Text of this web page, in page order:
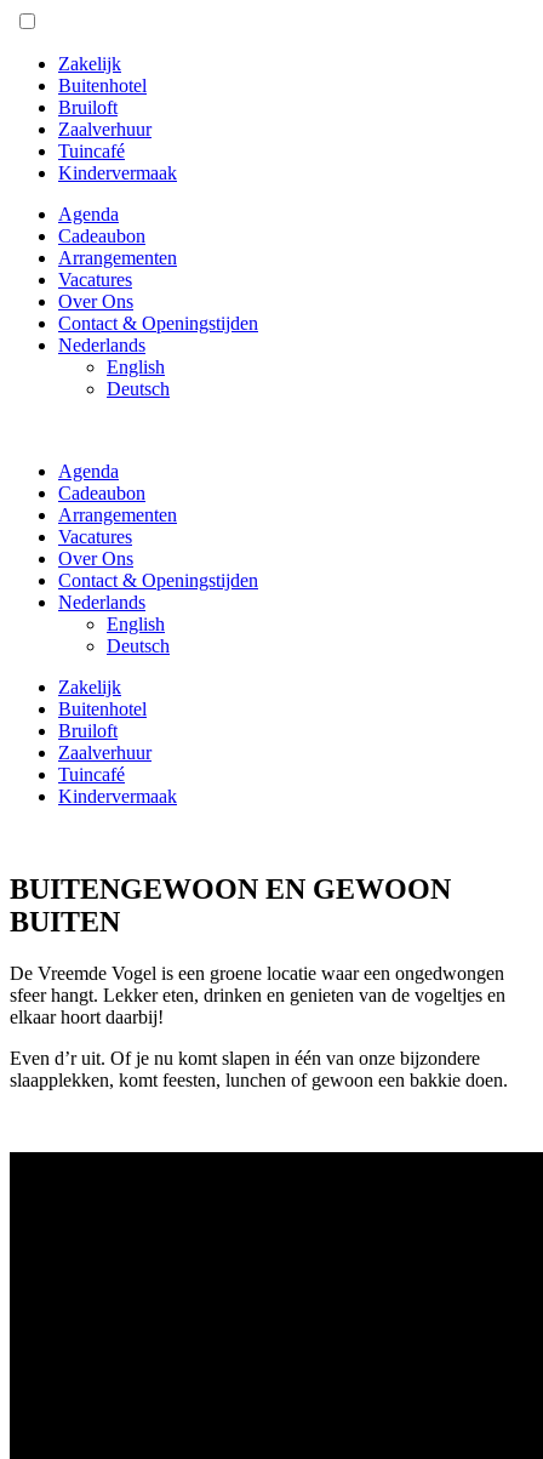
Zakelijk
Buitenhotel
Bruiloft
Zaalverhuur
Tuincafé
Kindervermaak
Agenda
Cadeaubon
Arrangementen
Vacatures
Over Ons
Contact & Openingstijden
Nederlands
English
Deutsch
Agenda
Cadeaubon
Arrangementen
Vacatures
Over Ons
Contact & Openingstijden
Nederlands
English
Deutsch
Zakelijk
Buitenhotel
Bruiloft
Zaalverhuur
Tuincafé
Kindervermaak
BUITENGEWOON EN GEWOON
BUITEN
De Vreemde Vogel is een groene locatie waar een ongedwongen
sfeer hangt. Lekker eten, drinken en genieten van de vogeltjes en
elkaar hoort daarbij!
Even d’r uit. Of je nu komt slapen in één van onze bijzondere
slaapplekken, komt feesten, lunchen of gewoon een bakkie doen.